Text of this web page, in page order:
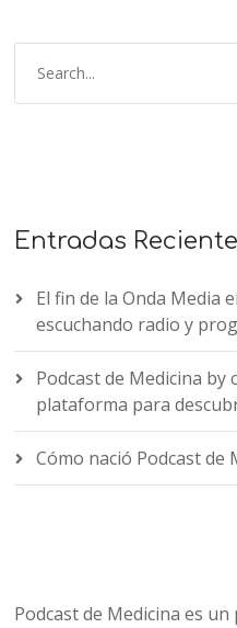
Entradas
El fin de la Onda Media
escuchando radio y
Podcast de Medicina by
plataforma para
Cómo nació Podcast de
Podcast de Medicina es